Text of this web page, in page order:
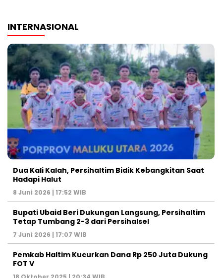
INTERNASIONAL
Dua Kali Kalah, Persihaltim Bidik Kebangkitan Saat
Hadapi Halut
8 Juni 2026 | 17:52 WIB
Bupati Ubaid Beri Dukungan Langsung, Persihaltim
Tetap Tumbang 2-3 dari Persihalsel
7 Juni 2026 | 17:07 WIB
Pemkab Haltim Kucurkan Dana Rp 250 Juta Dukung
FOT V